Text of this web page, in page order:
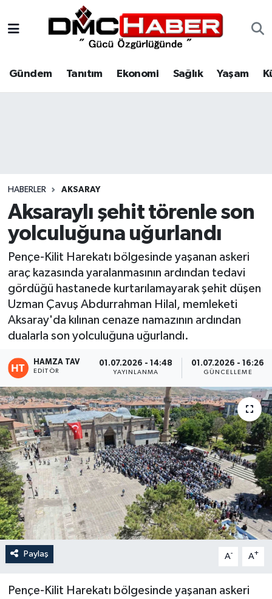
Gündem Tanıtım Ekonomi Sağlık Yaşam
HABERLER AKSARAY
Aksaraylı şehit törenle son
yolculuğuna uğurlandı
Pençe-Kilit Harekatı bölgesinde yaşanan askeri
araç kazasında yaralanmasının ardından tedavi
gördüğü hastanede kurtarılamayarak şehit düşen
Uzman Çavuş Abdurrahman Hilal, memleketi
Aksaray'da kılınan cenaze namazının ardından
dualarla son yolculuğuna uğurlandı.
HAMZA TAV
EDITÖR
01.07.2026 - 14:48
YAYINLANMA
01.07.2026 - 16:26
GÜNCELLEME
Paylaş A- A+
Pençe-Kilit Harekatı bölgesinde yaşanan askeri
Tanıtım
Spor
Siyaset
Eğitim
Teknoloji
Resmi İlan
Nöbetçi Eczaneler
Hava Durumu
Haber Arşivi